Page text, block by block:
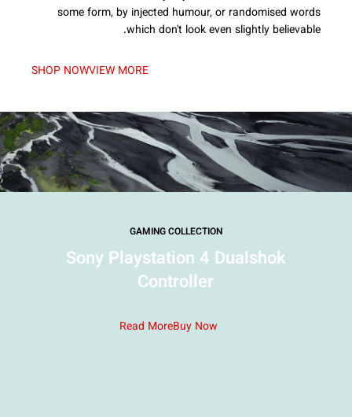
some form, by injected humour, or randomised words
which don't look even slightly believable.
VIEW MORE
SHOP NOW
GAMING COLLECTION
Sony Playstation 4 Dualshok
Controller
Buy Now
Read More